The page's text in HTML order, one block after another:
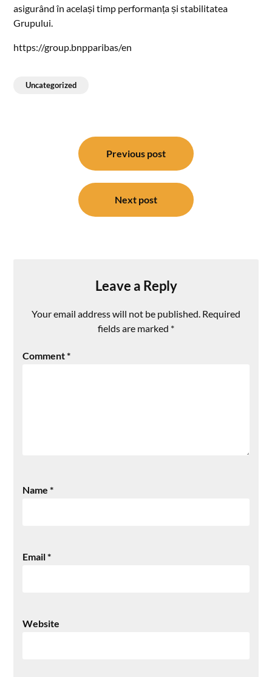
asigurând în același timp performanța și stabilitatea
Grupului.
https://group.bnpparibas/en
Uncategorized
Previous post
Next post
Leave a Reply
Your email address will not be published. Required
fields are marked *
Comment*
Name*
Email*
Website